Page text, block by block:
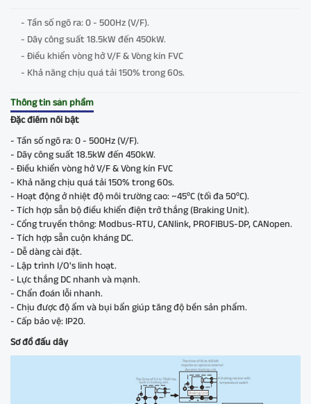
- Tần số ngõ ra: 0 - 500Hz (V/F).
- Dãy công suất 18.5kW đến 450kW.
- Điều khiển vòng hở V/F & Vòng kín FVC
- Khả năng chịu quá tải 150% trong 60s.
Thông tin sản phầm
Đặc điểm nổi bật
- Tần số ngõ ra: 0 - 500Hz (V/F).
- Dãy công suất 18.5kW đến 450kW.
- Điều khiển vòng hở V/F & Vòng kín FVC
- Khả năng chịu quá tải 150% trong 60s.
- Hoạt động ở nhiệt độ môi trường cao: ~45⁰C (tối đa 50⁰C).
- Tích hợp sẵn bộ điều khiển điện trở thắng (Braking Unit).
- Cổng truyền thông: Modbus-RTU, CANlink, PROFIBUS-DP, CANopen.
- Tích hợp sẵn cuộn kháng DC.
- Dễ dàng cài đặt.
- Lập trình I/O's linh hoạt.
- Lực thắng DC nhanh và mạnh.
- Chẩn đoán lỗi nhanh.
- Chịu được độ ẩm và bụi bẩn giúp tăng độ bền sản phẩm.
- Cấp bảo vệ: IP20.
Sơ đồ đấu dây